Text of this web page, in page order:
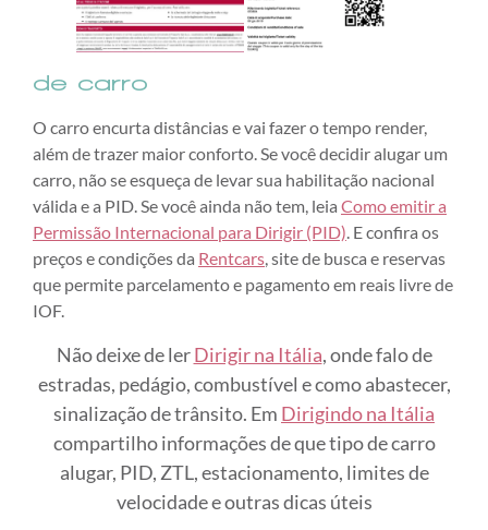
de carro
O carro encurta distâncias e vai fazer o tempo render,
além de trazer maior conforto. Se você decidir alugar um
carro, não se esqueça de levar sua habilitação nacional
válida e a PID. Se você ainda não tem, leia Como emitir a
Permissão Internacional para Dirigir (PID). E confira os
preços e condições da Rentcars, site de busca e reservas
que permite parcelamento e pagamento em reais livre de
IOF.
Não deixe de lerDirigir na Itália, onde falo de
estradas, pedágio, combustível e como abastecer,
sinalização de trânsito. Em Dirigindo na Itália
compartilho informações de que tipo de carro
alugar, PID, ZTL, estacionamento, limites de
velocidade e outras dicas úteis